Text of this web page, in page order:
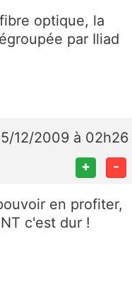
optique, la
par Iliad
12/2009 à 02h26
+ -
en profiter,
c'est dur !